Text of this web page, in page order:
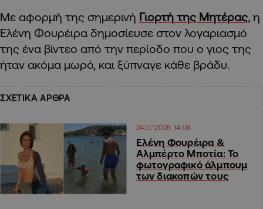
Με αφορμή της σημερινή Γιορτή της Μητέρας, η
Ελένη Φουρέιρα δημοσίευσε στον λογαριασμό
της ένα βίντεο από την περίοδο που ο γιος της
ήταν ακόμα μωρό, και ξύπναγε κάθε βράδυ.
ΣΧΕΤΙΚΑ ΑΡΘΡΑ
24.07.2026 14:06
Ελένη Φουρέιρα &
Αλμπέρτο Μποτία: Το
φωτογραφικό άλμπουμ
των διακοπών τους